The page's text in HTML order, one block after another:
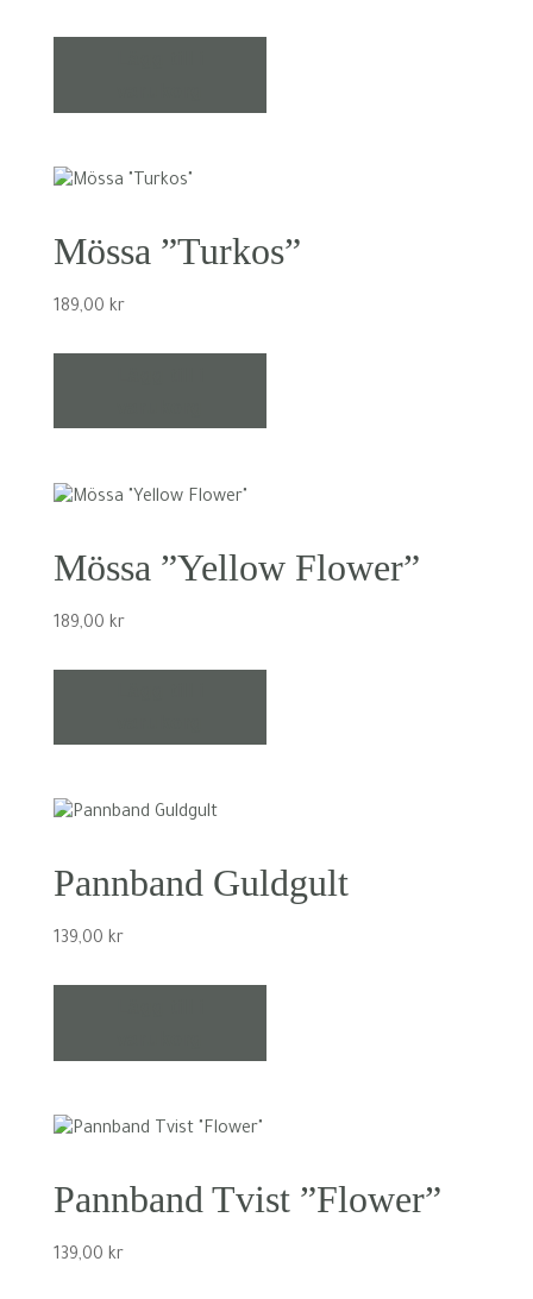
Mössa ”Turkos”
189,00 kr
Mössa ”Yellow Flower”
189,00 kr
Pannband Guldgult
139,00 kr
Pannband Tvist ”Flower”
139,00 kr